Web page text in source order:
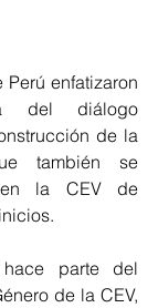
Perú enfatizaron
del diálogo
de la
también se
en la CEV de
hace parte del
de la CEV,